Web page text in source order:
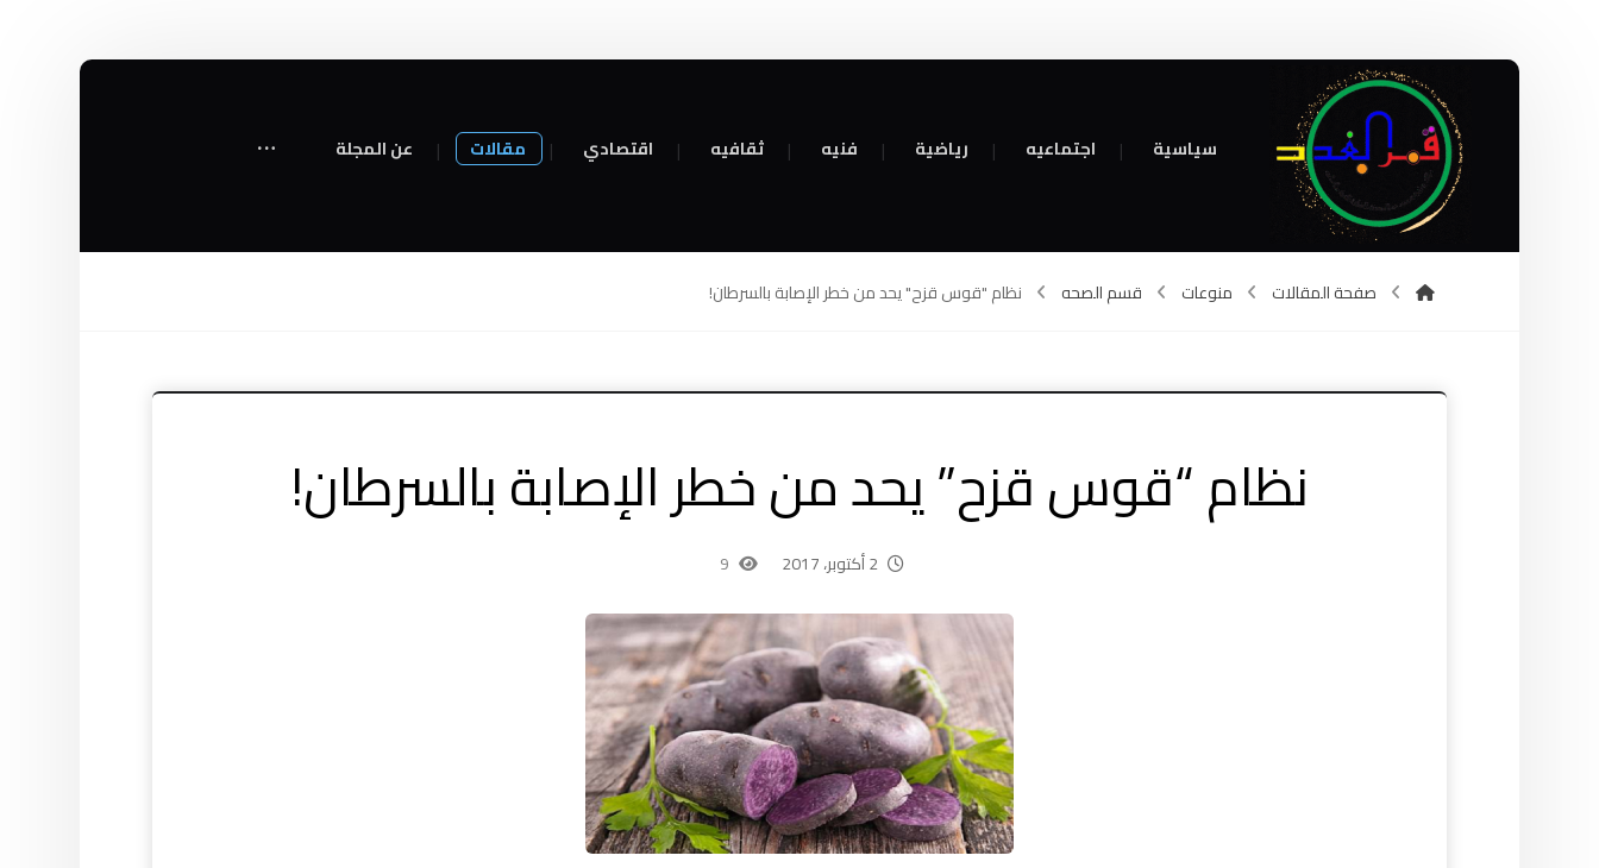
سياسية اجتماعيه رياضية فنيه ثقافيه اقتصادي مقالات عن المجلة
صفحة المقالات منوعات قسم الصحه نظام "قوس قزح" يحد من خطر الإصابة بالسرطان!
نظام “قوس قزح” يحد من خطر الإصابة بالسرطان!
2 أكتوبر، 2017 9